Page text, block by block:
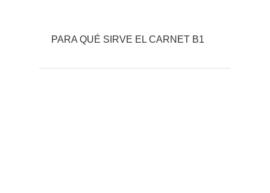
PARA QUÉ SIRVE EL CARNET B1